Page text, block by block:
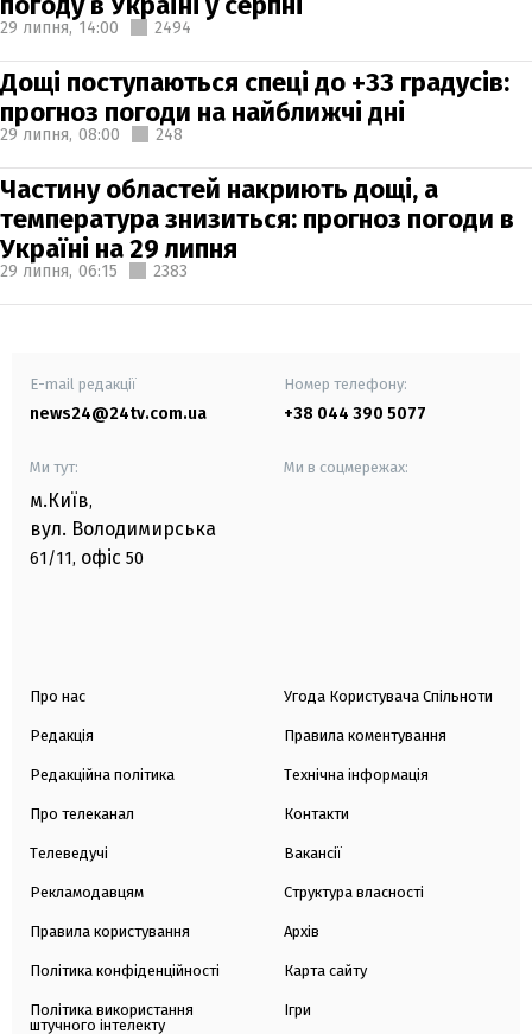
29 липня, 14:00 2494
Дощі поступаються спеці до +33 градусів:
прогноз погоди на найближчі дні
29 липня, 08:00 248
Частину областей накриють дощі, а
температура знизиться: прогноз погоди в
Україні на 29 липня
29 липня, 06:15 2383
E-mail редакції
news24@24tv.com.ua
Номер телефону:
+38 044 390 5077
Ми тут:
м.Київ,
вул. Володимирська
61/11, офіс 50
Ми в соцмережах:
Про нас
Редакція
Редакційна політика
Про телеканал
Телеведучі
Рекламодавцям
Правила користування
Політика конфіденційності
Політика використання
штучного інтелекту
Угода Користувача Спільноти
Правила коментування
Технічна інформація
Контакти
Вакансії
Структура власності
Архів
Карта сайту
Ігри